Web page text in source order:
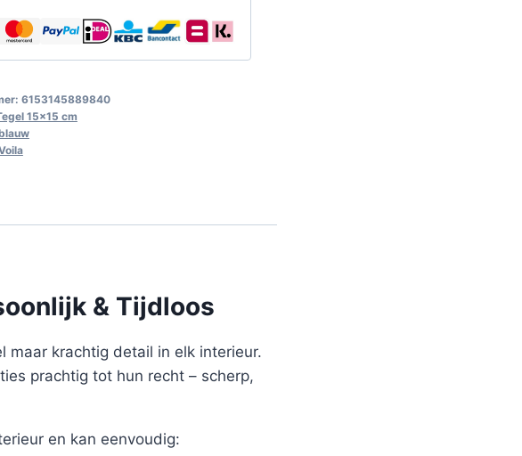
6153145889840
15x15 cm
& Tijdloos
maar krachtig detail in elk interieur.
prachtig tot hun recht – scherp,
en kan eenvoudig: